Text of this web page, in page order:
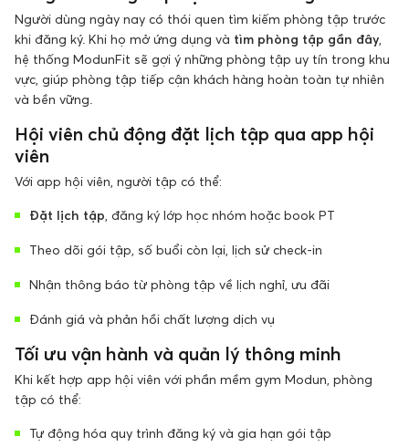
Người dùng ngày nay có thói quen tìm kiếm phòng tập trước
khi đăng ký. Khi họ mở ứng dụng và tìm phòng tập gần đây
hệ thống ModunFit sẽ gợi ý những phòng tập uy tín trong khu
vực, giúp phòng tập tiếp cận khách hàng hoàn toàn tự nhiên
và bền vững.
Hội viên chủ động đặt lịch tập qua app hội
viên
Với app hội viên, người tập có thể:
Đặt lịch tập , đăng ký lớp học nhóm hoặc book PT
Theo dõi gói tập, số buổi còn lại, lịch sử check-in
Nhận thông báo từ phòng tập về lịch nghỉ, ưu đãi
Đánh giá và phản hồi chất lượng dịch vụ
Tối ưu vận hành và quản lý thông minh
Khi kết hợp app hội viên với phần mềm gym Modun, phòng
tập có thể:
Tự động hóa quy trình đăng ký và gia hạn gói tập